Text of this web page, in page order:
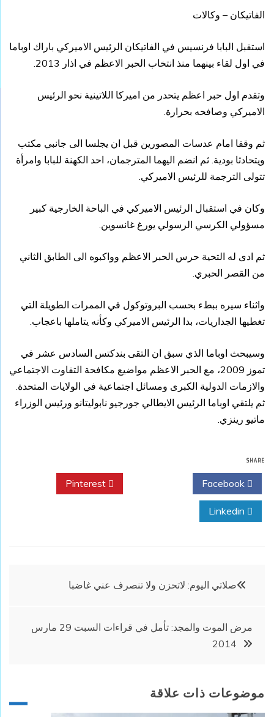
الفاتيكان – وكالات
استقبل البابا فرنسيس في الفاتيكان الرئيس الاميركي باراك اوباما
في اول لقاء بينهما منذ انتخاب الحبر الاعظم في اذار 2013.
وتقدم اول حبر اعظم يتحدر من اميركا اللاتينية نحو الرئيس
الاميركي وصافحه بحرارة.
ثم وقفا امام عدسات المصورين قبل ان يجلسا الى جانبي مكتب
ويتحادثا بودية. ثم انضم اليهما المترجمان، احد الكهنة للبابا وامرأة
تتولى الترجمة للرئيس الاميركي.
وكان في استقبال الرئيس الاميركي في الباحة الخارجية كبير
مسؤولي الكرسي الرسولي يورغ غانسوين.
ثم ادى له التحية حرس الحبر الاعظم وواكبوه الى الطابق الثاني
من القصر الحبري.
واثناء سيره ببطء بحسب البروتوكول في الممرات الطويلة التي
تغطيها الجداريات، بدا الرئيس الاميركي وكأنه يتاملها باعجاب.
وسيبحث اوباما الذي سبق ان التقى بندكتس السادس عشر في
تموز 2009، مع الحبر الاعظم مواضيع مكافحة التفاوت الاجتماعي
والازمات الدولية الكبرى ومسائل اجتماعية في الولايات المتحدة.
ثم يلتقي اوباما الرئيس الايطالي جورجيو نابوليتانو ورئيس الوزراء
ماتيو رينزي.
SHARE
تصفّح
صلاتي اليوم: لاتحزن ولا تنصرف عني غاضبا
مرض الموت والمجد: تأمل في قراءات السبت 29 مارس
2014
موضوعات ذات علاقة